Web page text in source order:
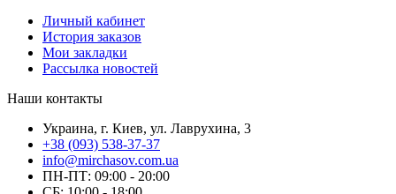
Личный кабинет
История заказов
Мои закладки
Рассылка новостей
Наши контакты
Украина, г. Киев, ул. Лаврухина, 3
+38 (093) 538-37-37
info@mirchasov.com.ua
ПН-ПТ: 09:00 - 20:00